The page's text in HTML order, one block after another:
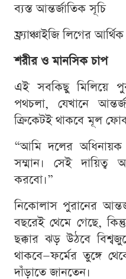
ব্যস্ত আন্তর্জাতিক সূচি
ফ্র্যাঞ্চাইজি লিগের
শরীর ও মানসিক চাপ
এই সবকিছু মিলিয়ে
পথচলা, যেখানে
ক্রিকেটই থাকবে মূল
“আমি দলের অধিনায়ক
সম্মান। সেই
করবো।”
নিকোলাস পুরানের
বছরেই থেমে গেছে,
ছক্কার ঝড় উঠবে
থাকবে—ফর্মের তুঙ্গে
দাঁড়াতে জানতেন।